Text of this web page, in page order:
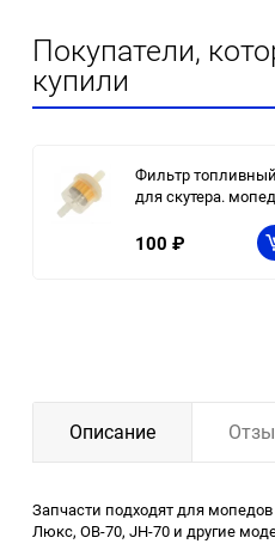
Покупатели,
купили
Фильтр топливный
для скутера.
100 ₽
Описание
Запчасти подходят для
Люкс, ОВ-70, JH-70 и другие